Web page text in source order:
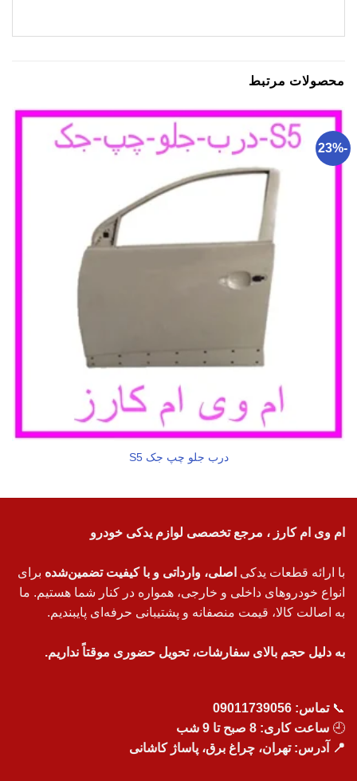
محصولات مرتبط
-23%
درب جلو چپ جک S5
ام وی ام کارز ، مرجع تخصصی لوازم یدکی خودرو
با ارائه قطعات یدکی اصلی، وارداتی و با کیفیت تضمین‌شده برای
انواع خودروهای داخلی و خارجی، همواره در کنار شما هستیم. ما
به اصالت کالا، قیمت منصفانه و پشتیبانی حرفه‌ای پایبندیم.
به دلیل حجم بالای سفارشات، تحویل حضوری موقتاً نداریم.
📞تماس: 09011739056
🕘 ساعت کاری: 8 صبح تا 9 شب
📍 آدرس: تهران، چراغ برق، پاساژ کاشانی